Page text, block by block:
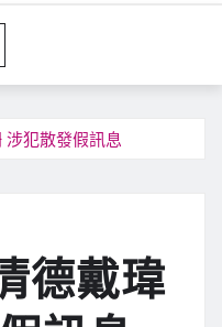
犯散發假訊息
德戴瑋